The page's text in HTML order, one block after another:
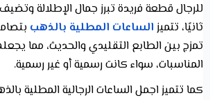
للرجال قطعة فريدة تبرز جمال الإطلالة
ثانيًا، تتميز الساعات المطلية بالذهب
تمزج بين الطابع التقليدي والحديث، مما
المناسبات، سواء كانت رسمية أو غير رسمية.
كما تتميز اجمل الساعات الرجالية المطلية